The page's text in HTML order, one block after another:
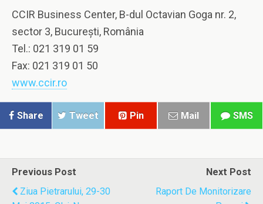
CCIR Business Center, B-dul Octavian Goga nr. 2,
sector 3, Bucureşti, România
Tel.: 021 319 01 59
Fax: 021 319 01 50
www.ccir.ro
Share Tweet Pin Mail SMS
Previous Post
Ziua Pietrarului, 29-30
Next Post
Raport De Monitorizare